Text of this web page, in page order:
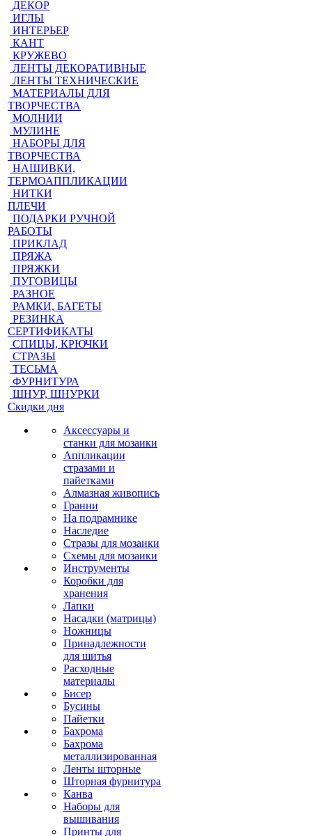
ДЕКОР
ИГЛЫ
ИНТЕРЬЕР
КАНТ
КРУЖЕВО
ЛЕНТЫ ДЕКОРАТИВНЫЕ
ЛЕНТЫ ТЕХНИЧЕСКИЕ
МАТЕРИАЛЫ ДЛЯ
ТВОРЧЕСТВА
МОЛНИИ
МУЛИНЕ
НАБОРЫ ДЛЯ
ТВОРЧЕСТВА
НАШИВКИ,
ТЕРМОАППЛИКАЦИИ
НИТКИ
ПЛЕЧИ
ПОДАРКИ РУЧНОЙ
РАБОТЫ
ПРИКЛАД
ПРЯЖА
ПРЯЖКИ
ПУГОВИЦЫ
РАЗНОЕ
РАМКИ, БАГЕТЫ
РЕЗИНКА
СЕРТИФИКАТЫ
СПИЦЫ, КРЮЧКИ
СТРАЗЫ
ТЕСЬМА
ФУРНИТУРА
ШНУР, ШНУРКИ
Скидки дня
Аксессуары и
станки для мозаики
Аппликации
стразами и
пайетками
Алмазная живопись
Гранни
На подрамнике
Наследие
Стразы для мозаики
Схемы для мозаики
Инструменты
Коробки для
хранения
Лапки
Насадки (матрицы)
Ножницы
Принадлежности
для шитья
Расходные
материалы
Бисер
Бусины
Пайетки
Бахрома
Бахрома
металлизированная
Ленты шторные
Шторная фурнитура
Канва
Наборы для
вышивания
Принты для